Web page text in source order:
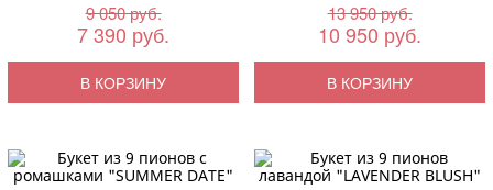
9 050 руб.
7 390 руб.
В КОРЗИНУ
13 950 руб.
10 950 руб.
В КОРЗИНУ